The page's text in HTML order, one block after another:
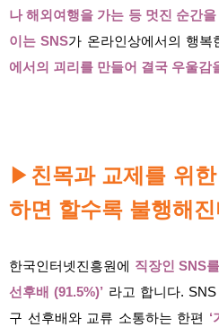
나 해외여행을 가는 등 멋진 순간
이는 SNS가 온라인상에서의 행복
에서의 괴리를 만들어 결국 우울감
▶친목과 교제를 위
하면 할수록 불행해
한국인터넷진흥원에 직장인 SNS
선후배 (91.5%)’ 라고 합니다.
구 선후배와 교류 소통하는 한편